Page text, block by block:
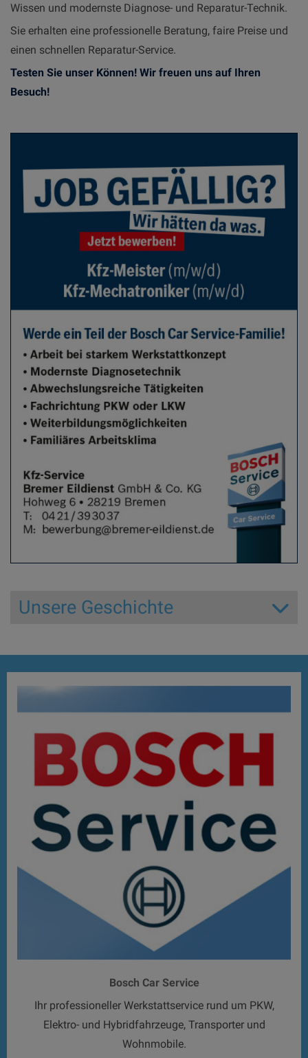
Wissen und modernste Diagnose- und Reparatur-Technik.
Sie erhalten eine professionelle Beratung, faire Preise und
einen schnellen Reparatur-Service.
Testen Sie unser Können! Wir freuen uns auf Ihren
Besuch!
Unsere Geschichte
Bosch Car Service
Ihr professioneller Werkstattservice rund um PKW,
Elektro- und Hybridfahrzeuge, Transporter und
Wohnmobile.